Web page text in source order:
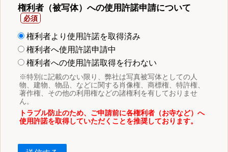
権利者（被写体）への使用許諾申請について
権利者より使用許諾を取得済み
権利者へ使用許諾申請中
権利者への使用許諾取得を行わない
※特別に記載のない限り、弊社は写真被写体としての人
物、建物、物品、などに関する肖像権、商標権、特許権、
著作権、その他の利用権などの諸権利を有しておりませ
ん。
トラブル防止のため、ご申請前に各権利者（お寺など）へ
使用許諾を取得していただくことを推奨しております。